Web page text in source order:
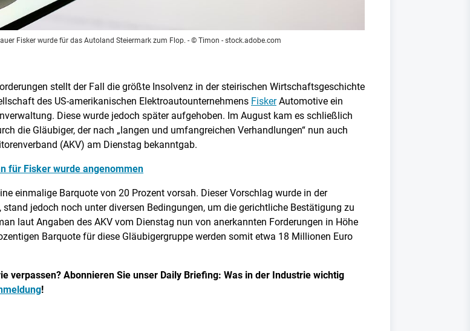
Fisker wurde für das Autoland Steiermark zum Flop. - © Timon - stock.adobe.com
stellt der Fall die größte Insolvenz in der steirischen Wirtschaftsgeschichte
des US-amerikanischen Elektroautounternehmens FiskerAutomotive ein
Diese wurde jedoch später aufgehoben. Im August kam es schließlich
die Gläubiger, der nach „langen und umfangreichen Verhandlungen“ nun auch
(AKV) am Dienstag bekanntgab.
für Fisker wurde angenommen
einmalige Barquote von 20 Prozent vorsah. Dieser Vorschlag wurde in der
jedoch noch unter diversen Bedingungen, um die gerichtliche Bestätigung zu
laut Angaben des AKV vom Dienstag nun von anerkannten Forderungen in Höhe
Barquote für diese Gläubigergruppe werden somit etwa 18 Millionen Euro
verpassen? Abonnieren Sie unser Daily Briefing: Was in der Industrie wichtig
!